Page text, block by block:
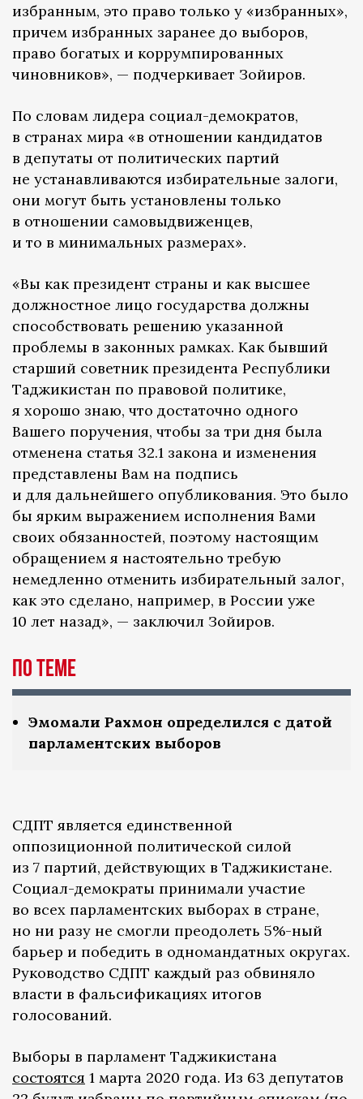
избранным, это право только у «избранных»,
причем избранных заранее до выборов,
право богатых и коррумпированных
чиновников», — подчеркивает Зойиров.
По словам лидера социал-демократов,
в странах мира «в отношении кандидатов
в депутаты от политических партий
не устанавливаются избирательные залоги,
они могут быть установлены только
в отношении самовыдвиженцев,
и то в минимальных размерах».
«Вы как президент страны и как высшее
должностное лицо государства должны
способствовать решению указанной
проблемы в законных рамках. Как бывший
старший советник президента Республики
Таджикистан по правовой политике,
я хорошо знаю, что достаточно одного
Вашего поручения, чтобы за три дня была
отменена статья 32.1 закона и изменения
представлены Вам на подпись
и для дальнейшего опубликования. Это было
бы ярким выражением исполнения Вами
своих обязанностей, поэтому настоящим
обращением я настоятельно требую
немедленно отменить избирательный залог,
как это сделано, например, в России уже
10 лет назад», — заключил Зойиров.
По теме
Эмомали Рахмон определился с датой
парламентских выборов
СДПТ является единственной
оппозиционной политической силой
из 7 партий, действующих в Таджикистане.
Социал-демократы принимали участие
во всех парламентских выборах в стране,
но ни разу не смогли преодолеть 5%-ный
барьер и победить в одномандатных округах.
Руководство СДПТ каждый раз обвиняло
власти в фальсификациях итогов
голосований.
Выборы в парламент Таджикистана
состоятся 1 марта 2020 года. Из 63 депутатов